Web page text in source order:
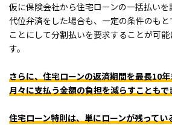
仮に保険会社から住宅ローンの一括払い
代位弁済をした場合も、一定の条件のも
ことにして分割払いを要求することが可
す。
さらに、住宅ローンの返済期間を最長10
月々に支払う金額の負担を減らすこともで
住宅ローン特則は、単にローンが残って